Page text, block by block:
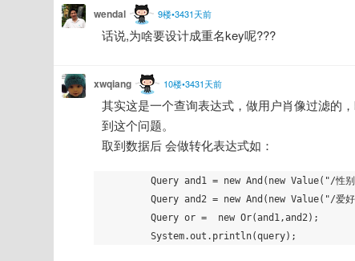
wendal 9楼•3431天前
话说,为啥要设计成重名key呢???
xwqiang 10楼•3431天前
其实这是一个查询表达式，做用户肖像过滤的
到这个问题。
取到数据后 会做转化表达式如：
        Query and1 = new And(new Value("/性别/男").not(),new Value("/年龄/23"));
        Query and2 = new And(new Value("/爱好/音乐"),new Value("/爱好/读书"));
        Query or =  new Or(and1,and2);